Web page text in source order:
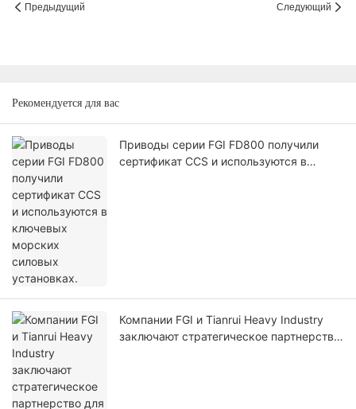
Предыдущий Следующий
Рекомендуется для вас
Приводы серии FGI FD800 получили
сертификат CCS и используются в
Компании FGI и Tianrui Heavy Industry
заключают стратегическое партнерство